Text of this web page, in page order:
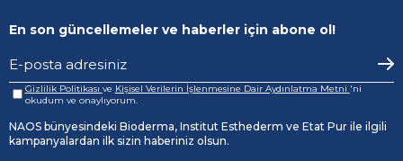
En son güncellemeler ve haberler için abone ol!
Gizlilik Politikası ve Kişisel Verilerin İşlenmesine Dair Aydınlatma Metni 'ni
okudum ve onaylıyorum.
NAOS bünyesindeki Bioderma, Institut Esthederm ve Etat Pur ile ilgili
kampanyalardan ilk sizin haberiniz olsun.